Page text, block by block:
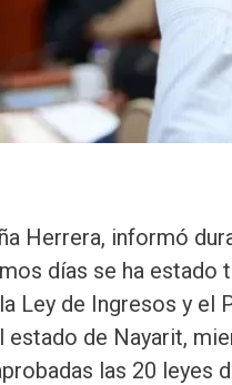
Herrera, informó
días se ha estado
Ley de Ingresos y el
de Nayarit,
las 20 leyes